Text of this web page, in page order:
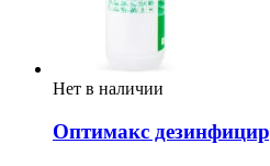
Нет в наличии
Оптимакс